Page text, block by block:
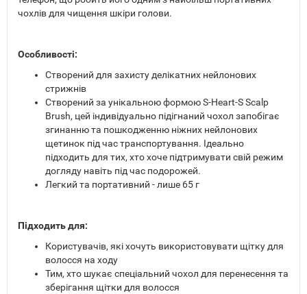
чохлів для чищення шкіри голови.
Особливості:
Створений для захисту делікатних нейлонових
стрижнів
Створений за унікальною формою S-Heart-S Scalp
Brush, цей індивідуально підігнаний чохол запобігає
згинанню та пошкодженню ніжних нейлонових
щетинок під час транспортування. Ідеально
підходить для тих, хто хоче підтримувати свій режим
догляду навіть під час подорожей.
Легкий та портативний - лише 65 г
Підходить для:
Користувачів, які хочуть використовувати щітку для
волосся на ходу
Тим, хто шукає спеціальний чохол для перенесення та
зберігання щітки для волосся